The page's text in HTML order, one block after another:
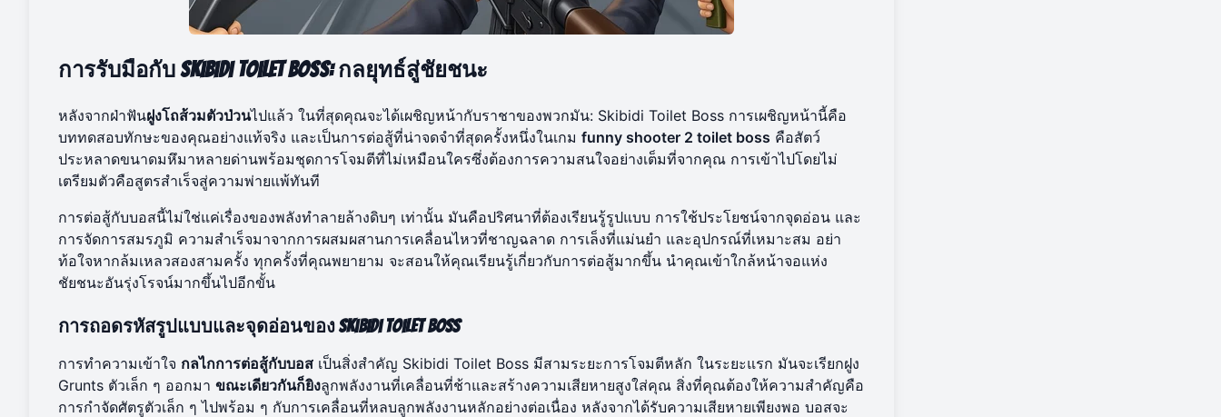
การรับมือกับ Skibidi Toilet Boss: กลยุทธ์สู่ชัยชนะ
หลังจากฝ่าฟันฝูงโถส้วมตัวป่วนไปแล้ว ในที่สุดคุณจะได้เผชิญหน้ากับราชาของพวกมัน: Skibidi Toilet Boss การเผชิญหน้านี้คือ
บททดสอบทักษะของคุณอย่างแท้จริง และเป็นการต่อสู้ที่น่าจดจำที่สุดครั้งหนึ่งในเกม funny shooter 2 toilet boss คือสัตว์
ประหลาดขนาดมหึมาหลายด่านพร้อมชุดการโจมตีที่ไม่เหมือนใครซึ่งต้องการความสนใจอย่างเต็มที่จากคุณ การเข้าไปโดยไม่
เตรียมตัวคือสูตรสำเร็จสู่ความพ่ายแพ้ทันที
การต่อสู้กับบอสนี้ไม่ใช่แค่เรื่องของพลังทำลายล้างดิบๆ เท่านั้น มันคือปริศนาที่ต้องเรียนรู้รูปแบบ การใช้ประโยชน์จากจุดอ่อน และ
การจัดการสมรภูมิ ความสำเร็จมาจากการผสมผสานการเคลื่อนไหวที่ชาญฉลาด การเล็งที่แม่นยำ และอุปกรณ์ที่เหมาะสม อย่า
ท้อใจหากล้มเหลวสองสามครั้ง ทุกครั้งที่คุณพยายาม จะสอนให้คุณเรียนรู้เกี่ยวกับการต่อสู้มากขึ้น นำคุณเข้าใกล้หน้าจอแห่ง
ชัยชนะอันรุ่งโรจน์มากขึ้นไปอีกขั้น
การถอดรหัสรูปแบบและจุดอ่อนของ Skibidi Toilet Boss
การทำความเข้าใจ กลไกการต่อสู้กับบอส เป็นสิ่งสำคัญ Skibidi Toilet Boss มีสามระยะการโจมตีหลัก ในระยะแรก มันจะเรียกฝูง
Grunts ตัวเล็ก ๆ ออกมา ขณะเดียวกันก็ยิงลูกพลังงานที่เคลื่อนที่ช้าและสร้างความเสียหายสูงใส่คุณ สิ่งที่คุณต้องให้ความสำคัญคือ
การกำจัดศัตรูตัวเล็ก ๆ ไปพร้อม ๆ กับการเคลื่อนที่หลบลูกพลังงานหลักอย่างต่อเนื่อง หลังจากได้รับความเสียหายเพียงพอ บอสจะ